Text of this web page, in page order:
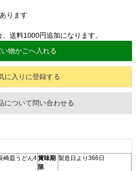
ります
に入りに登録する
について問い合わせる
崎皿うどん4賞味期
限
製造日より366日